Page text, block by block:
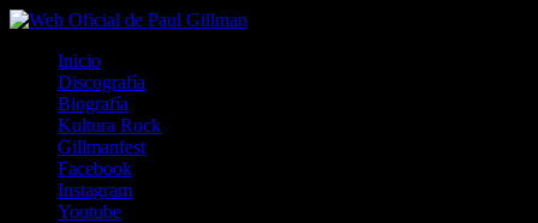
Inicio
Discografía
Biografía
Kultura Rock
Gillmanfest
Facebook
Instagram
Youtube